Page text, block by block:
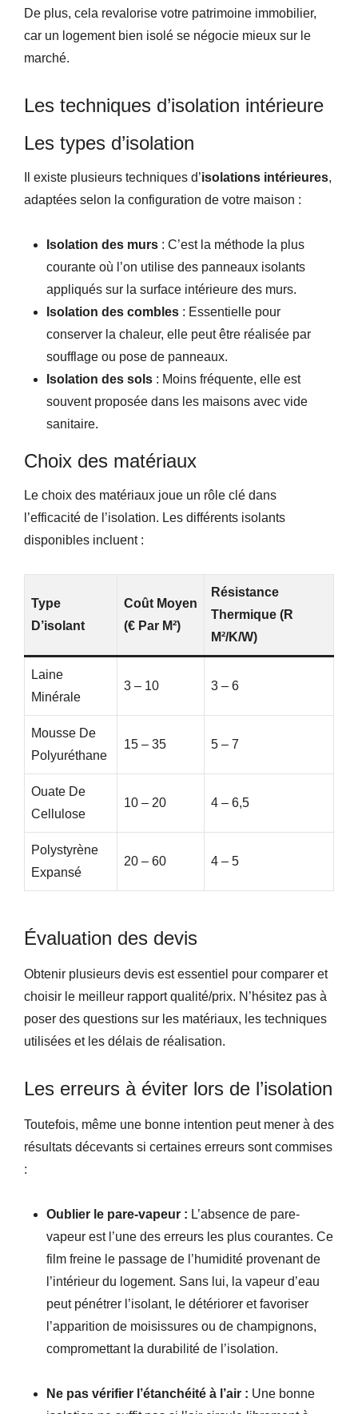
De plus, cela revalorise votre patrimoine immobilier,
car un logement bien isolé se négocie mieux sur le
marché.
Les techniques d’isolation intérieure
Les types d’isolation
Il existe plusieurs techniques d’isolations intérieures,
adaptées selon la configuration de votre maison :
Isolation des murs : C’est la méthode la plus
courante où l’on utilise des panneaux isolants
appliqués sur la surface intérieure des murs.
Isolation des combles : Essentielle pour
conserver la chaleur, elle peut être réalisée par
soufflage ou pose de panneaux.
Isolation des sols : Moins fréquente, elle est
souvent proposée dans les maisons avec vide
sanitaire.
Choix des matériaux
Le choix des matériaux joue un rôle clé dans
l’efficacité de l’isolation. Les différents isolants
disponibles incluent :
Type
D’isolant
Coût Moyen
(€ Par M²)
Résistance
Thermique (R
M²/K/W)
Laine
Minérale
3 – 10 3 – 6
Mousse De
Polyuréthane
15 – 35 5 – 7
Ouate De
Cellulose
10 – 20 4 – 6,5
Polystyrène
Expansé
20 – 60 4 – 5
Évaluation des devis
Obtenir plusieurs devis est essentiel pour comparer et
choisir le meilleur rapport qualité/prix. N’hésitez pas à
poser des questions sur les matériaux, les techniques
utilisées et les délais de réalisation.
Les erreurs à éviter lors de l’isolation
Toutefois, même une bonne intention peut mener à des
résultats décevants si certaines erreurs sont commises
:
Oublier le pare-vapeur : L’absence de pare-
vapeur est l’une des erreurs les plus courantes. Ce
film freine le passage de l’humidité provenant de
l’intérieur du logement. Sans lui, la vapeur d’eau
peut pénétrer l’isolant, le détériorer et favoriser
l’apparition de moisissures ou de champignons,
compromettant la durabilité de l’isolation.
Ne pas vérifier l’étanchéité à l’air : Une bonne